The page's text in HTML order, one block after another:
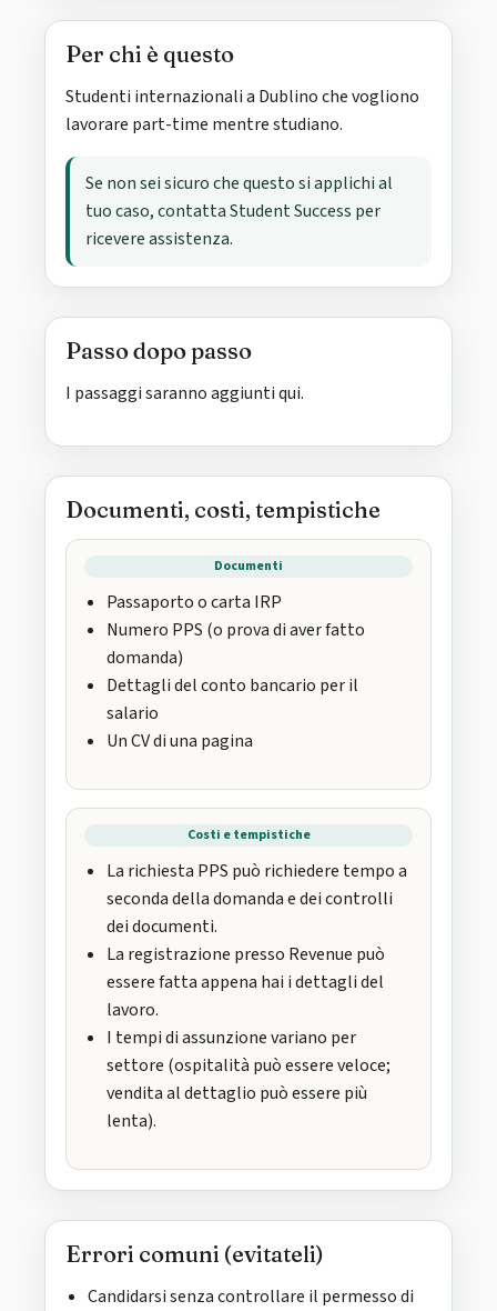
Per chi è questo
Studenti internazionali a Dublino che vogliono
lavorare part-time mentre studiano.
Se non sei sicuro che questo si applichi al
tuo caso, contatta Student Success per
ricevere assistenza.
Passo dopo passo
I passaggi saranno aggiunti qui.
Documenti, costi, tempistiche
Documenti
Passaporto o carta IRP
Numero PPS (o prova di aver fatto
domanda)
Dettagli del conto bancario per il
salario
Un CV di una pagina
Costi e tempistiche
La richiesta PPS può richiedere tempo a
seconda della domanda e dei controlli
dei documenti.
La registrazione presso Revenue può
essere fatta appena hai i dettagli del
lavoro.
I tempi di assunzione variano per
settore (ospitalità può essere veloce;
vendita al dettaglio può essere più
lenta).
Errori comuni (evitateli)
Candidarsi senza controllare il permesso di